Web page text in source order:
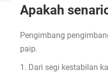
Apakah
Pengimbang
paip.
1. Dari segi kestabilan